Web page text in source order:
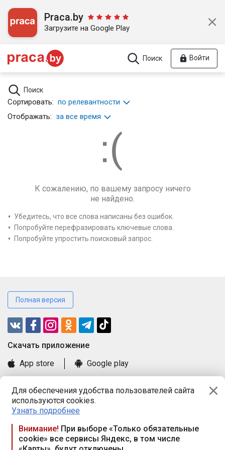
Для обеспечения удобства пользователей сайта
используются cookies.
Узнать подробнее
Внимание! При выборе «Только обязательные
cookie» все сервисы Яндекс, в том числе
Praca.by
Загрузите на Google Play
Поиск Войти
Поиск
Сортировать: по релевантности
Отображать: за все время
К сожалению, по вашему запросу ничего
не найдено.
Убедитесь, что все слова написаны без ошибок.
Попробуйте перефразировать ключевые слова.
Попробуйте упростить поисковый запрос.
Полная версия
Cкачать приложение
App store
Google play
Книга замечаний и предложений
Правила и документы
Praca.by © 2000—2026, ООО «ПРАЦА БАЙ»
Республика Беларусь, 220114, г. Минск, пр-т Независимости
117а, пом. № 9.